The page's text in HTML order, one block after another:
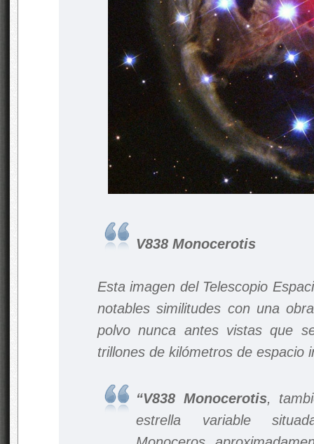
V838 Monocerotis
Esta imagen del Telescopio
notables similitudes con una
polvo nunca antes vistas que
trillones de kilómetros de espacio
“V838 Monocerotis,
estrella variable